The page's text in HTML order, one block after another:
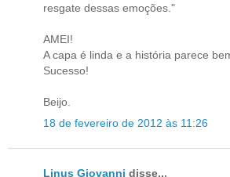
resgate dessas emoções."
AMEI!
A capa é linda e a história parece
Sucesso!
Beijo.
18 de fevereiro de 2012 às 11:26
Linus Giovanni disse...